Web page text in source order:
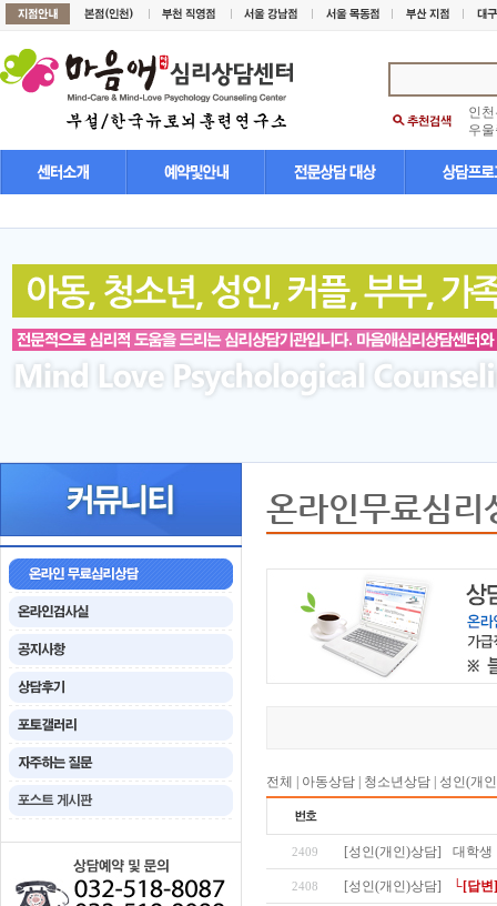
인
우
온라인무료심리
전체 아동상담 청소년상담 성인(개
2409 [성인(개인)상담] 대학생
2408 [성인(개인)상담] └[답변]